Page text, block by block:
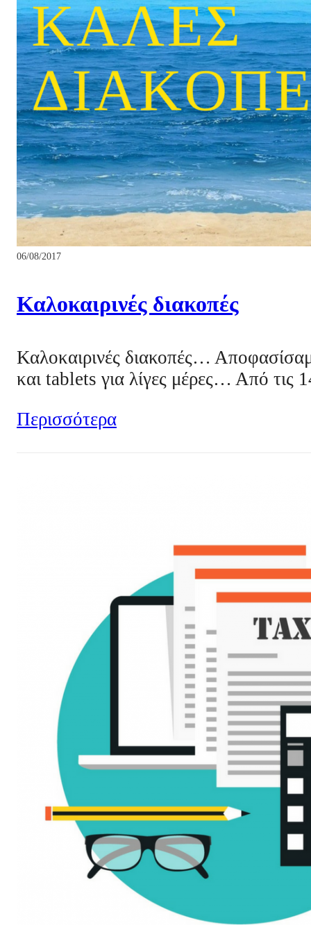
06/08/2017
Καλοκαιρινές διακοπές
Καλοκαιρινές διακοπές…
και tablets για λίγες μέρες… Από τις
Περισσότερα